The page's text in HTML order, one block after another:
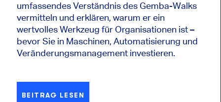
umfassendes Verständnis des Gemba-Walks
vermitteln und erklären, warum er ein
wertvolles Werkzeug für Organisationen ist –
bevor Sie in Maschinen, Automatisierung und
Veränderungsmanagement investieren.
BEITRAG LESEN